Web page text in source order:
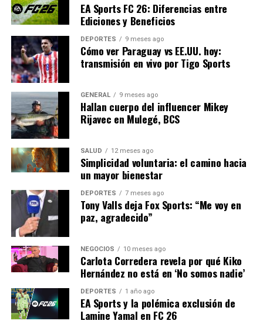
muchos países europeos.
Mirando hacia el futuro, la Unión Europea está
considerando la implementación de políticas más
estrictas para fomentar la eficiencia energética y
reducir el desperdicio. Además, se están explorando
nuevas tecnologías, como el hidrógeno verde, para
complementar las fuentes de energía existentes.
En conclusión, la crisis energética en Europa representa
un desafío complejo que requiere una respuesta
coordinada y multifacética. A medida que los países
navegan por este terreno incierto, la cooperación
internacional y la innovación serán fundamentales para
asegurar un futuro energético sostenible y seguro.
NOTICIAS RELACIONADAS:
SIGUIENTE
Innovador Proyecto de Energía Solar Transforma
Comunidad Rural en Chile
ANTERIOR
La Innovación Tecnológica Revoluciona el Sector Salud
EA Sports FC 26: Diferencias entre
Ediciones y Beneficios
DEPORTES 9 meses ago
Cómo ver Paraguay vs EE.UU. hoy:
transmisión en vivo por Tigo Sports
GENERAL 9 meses ago
Hallan cuerpo del influencer Mikey
Rijavec en Mulegé, BCS
SALUD 12 meses ago
Simplicidad voluntaria: el camino hacia
un mayor bienestar
DEPORTES 7 meses ago
Tony Valls deja Fox Sports: “Me voy en
paz, agradecido”
NEGOCIOS 10 meses ago
Carlota Corredera revela por qué Kiko
Hernández no está en ‘No somos nadie’
DEPORTES 1 año ago
EA Sports y la polémica exclusión de
Lamine Yamal en FC 26